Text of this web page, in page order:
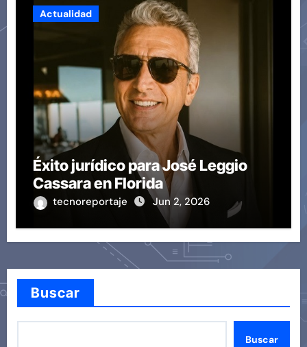
Actualidad
Éxito jurídico para José Leggio
Cassara en Florida
tecnoreportaje Jun 2, 2026
Buscar
Buscar